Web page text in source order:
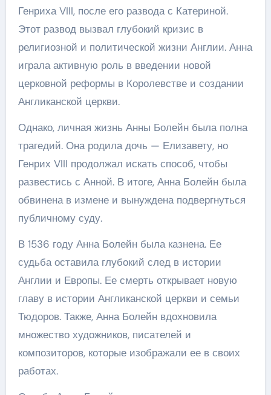
Генриха VIII, после его развода с Катериной.
Этот развод вызвал глубокий кризис в
религиозной и политической жизни Англии. Анна
играла активную роль в введении новой
церковной реформы в Королевстве и создании
Англиканской церкви.
Однако, личная жизнь Анны Болейн была полна
трагедий. Она родила дочь — Елизавету, но
Генрих VIII продолжал искать способ, чтобы
развестись с Анной. В итоге, Анна Болейн была
обвинена в измене и вынуждена подвергнуться
публичному суду.
В 1536 году Анна Болейн была казнена. Ее
судьба оставила глубокий след в истории
Англии и Европы. Ее смерть открывает новую
главу в истории Англиканской церкви и семьи
Тюдоров. Также, Анна Болейн вдохновила
множество художников, писателей и
композиторов, которые изображали ее в своих
работах.